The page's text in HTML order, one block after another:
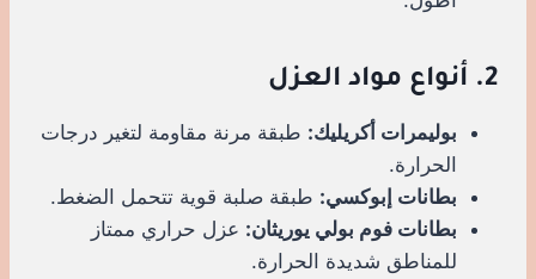
2. أنواع مواد العزل
بوليمرات أكريليك: طبقة مرنة مقاومة لتغير درجات
الحرارة.
بطانات إبوكسي: طبقة صلبة قوية تتحمل الضغط.
بطانات فوم بولي يوريثان: عزل حراري ممتاز
للمناطق شديدة الحرارة.